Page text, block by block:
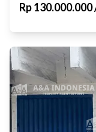
Rp130.000.000